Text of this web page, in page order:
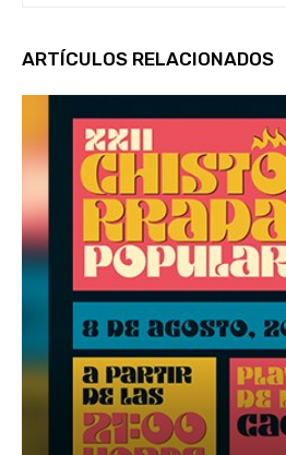
ARTÍCULOS RELACIONADOS